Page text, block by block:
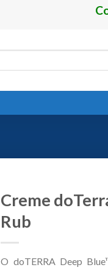
Creme
Rub
O doTERRA Deep